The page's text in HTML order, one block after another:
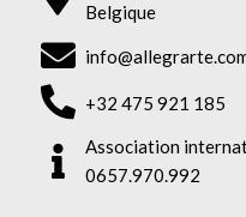
Belgique
+32 475 921 185
Association
0657.970.992